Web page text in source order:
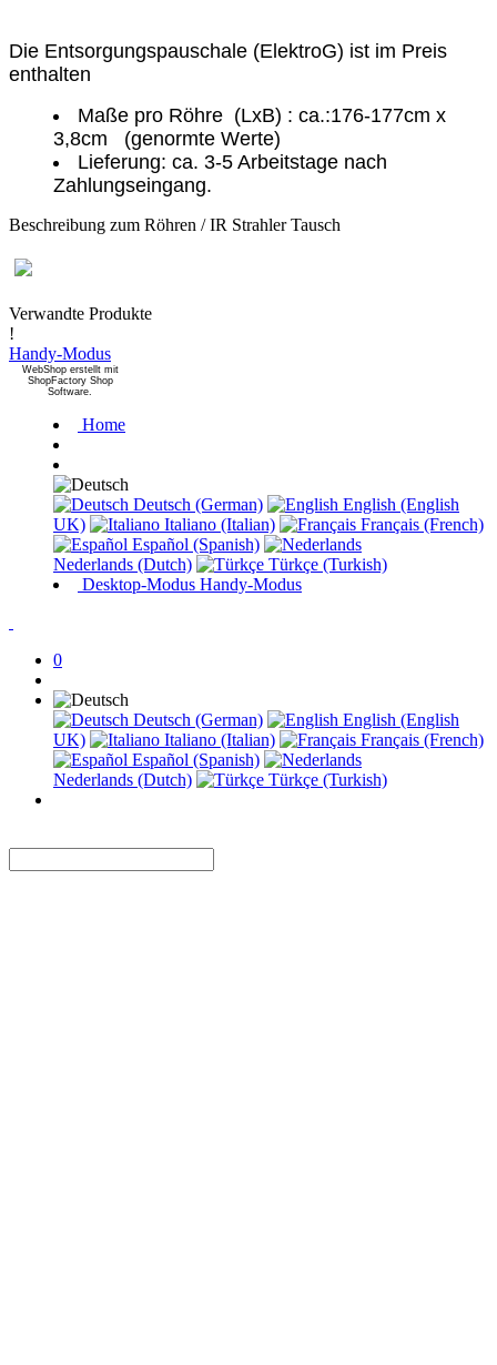
Die Entsorgungspauschale (ElektroG) ist im Preis
enthalten
Maße pro Röhre (LxB) : ca.:176-177cm x
3,8cm (genormte Werte)
Lieferung: ca. 3-5 Arbeitstage nach
Zahlungseingang.
Beschreibung zum Röhren / IR Strahler Tausch
Verwandte Produkte
!
Handy-Modus
WebShop erstellt mit
ShopFactory Shop
Software.
Home
Deutsch (German)
English (English
UK)
Italiano (Italian)
Français (French)
Español (Spanish)
Nederlands (Dutch)
Türkçe (Turkish)
Desktop-Modus Handy-Modus
0
Deutsch (German)
English (English
UK)
Italiano (Italian)
Français (French)
Español (Spanish)
Nederlands (Dutch)
Türkçe (Turkish)